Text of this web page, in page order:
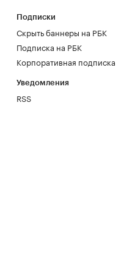
Подписки
Скрыть баннеры на РБК
Подписка на РБК
Корпоративная подписка
Уведомления
RSS